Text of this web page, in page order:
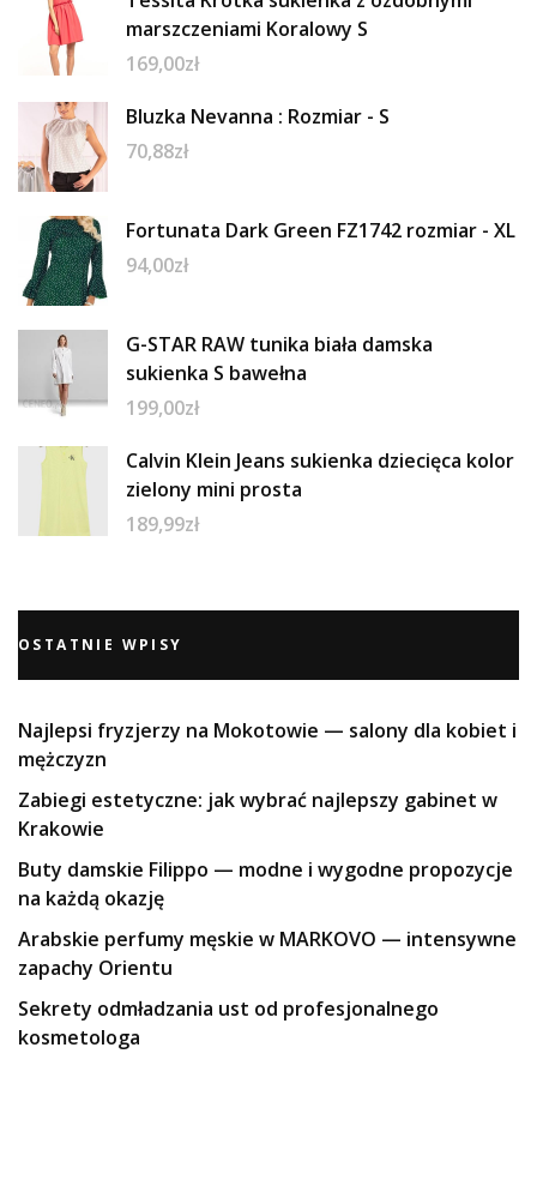
marszczeniami Koralowy S
169,00zł
Bluzka Nevanna : Rozmiar - S
70,88zł
Fortunata Dark Green FZ1742 rozmiar - XL
94,00zł
G-STAR RAW tunika biała damska
sukienka S bawełna
199,00zł
Calvin Klein Jeans sukienka dziecięca kolor
zielony mini prosta
189,99zł
OSTATNIE WPISY
Najlepsi fryzjerzy na Mokotowie — salony dla kobiet i
mężczyzn
Zabiegi estetyczne: jak wybrać najlepszy gabinet w
Krakowie
Buty damskie Filippo — modne i wygodne propozycje
na każdą okazję
Arabskie perfumy męskie w MARKOVO — intensywne
zapachy Orientu
Sekrety odmładzania ust od profesjonalnego
kosmetologa